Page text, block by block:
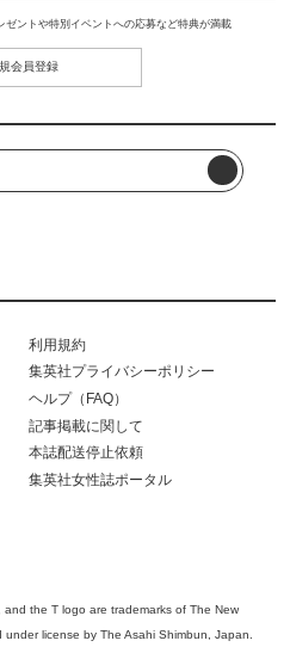
ントや特別イベントへの応募など特典が満載
会員登録
利用規約
集英社プライバシーポリシー
ヘルプ（FAQ）
記事掲載に関して
本誌配送停止依頼
集英社女性誌ポータル
and the T logo are trademarks of The New
license by The Asahi Shimbun, Japan.